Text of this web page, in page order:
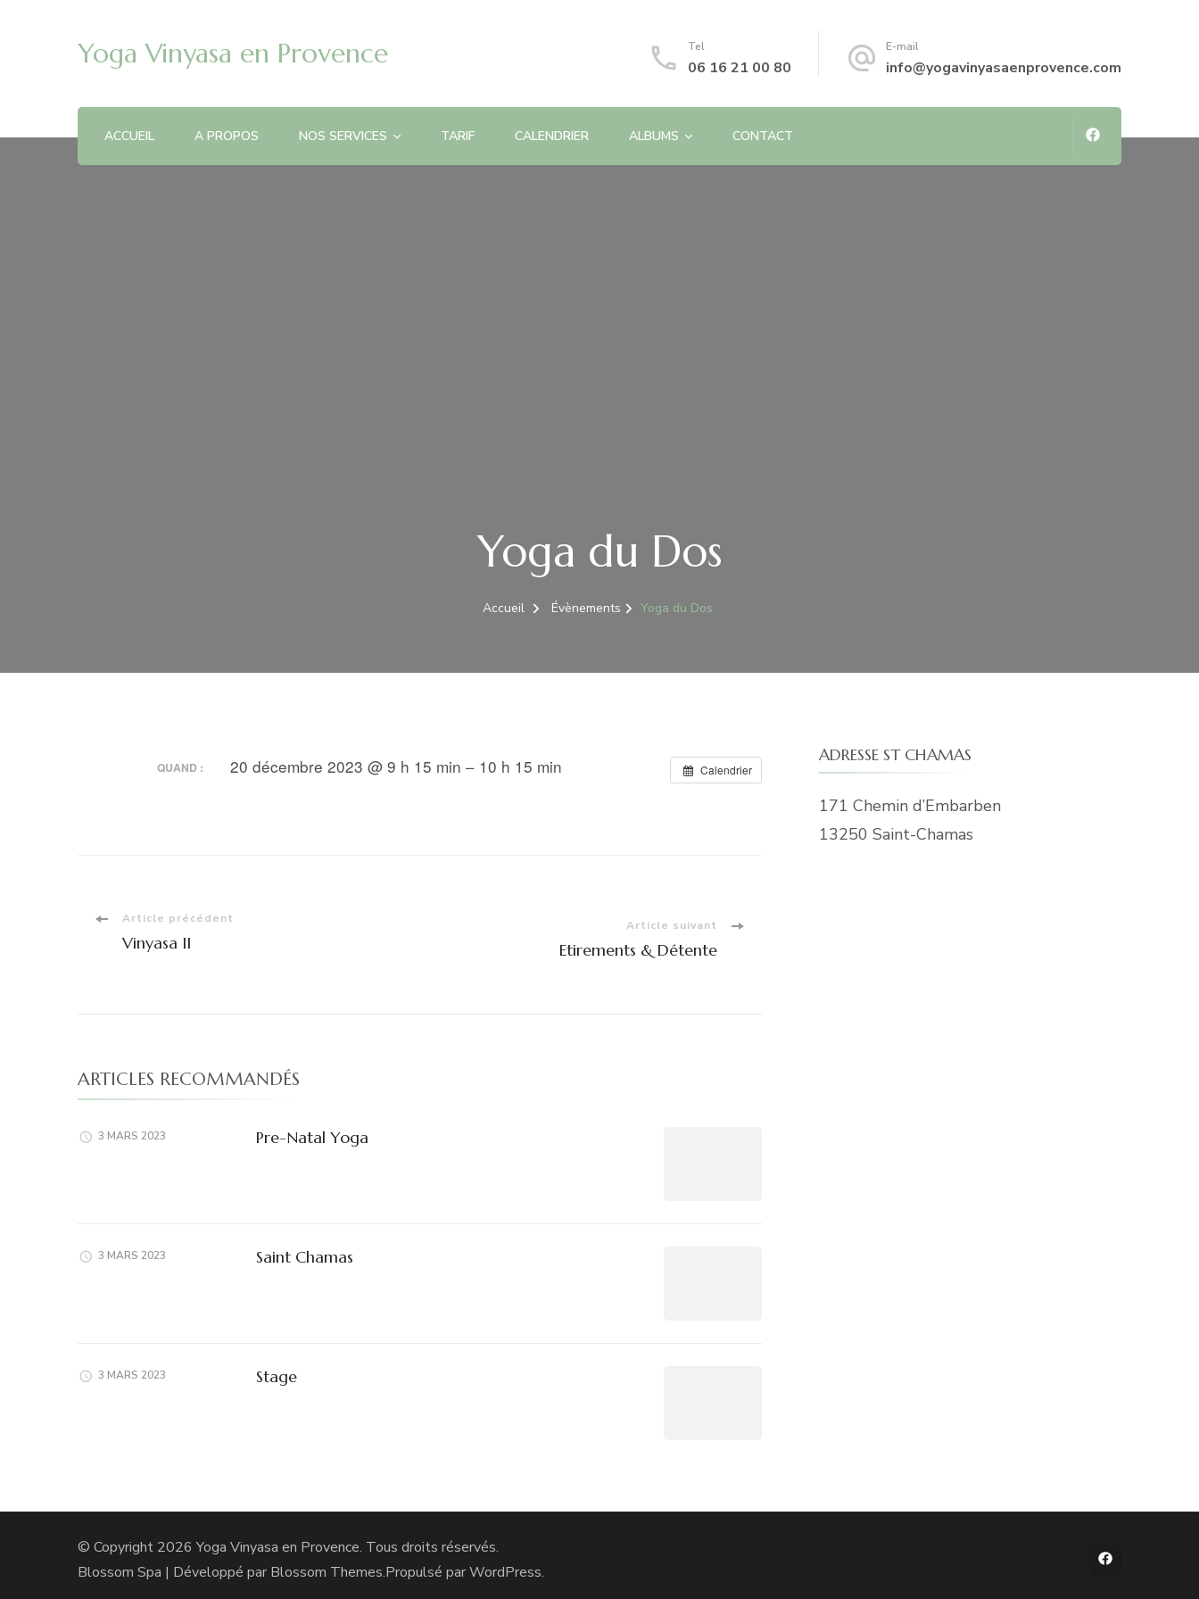
Yoga Vinyasa en Provence Tel
06 16 21 00 80
E-mail
info@yogavinyasaenprovence.com
ACCUEIL A PROPOS NOS SERVICES TARIF CALENDRIER ALBUMS CONTACT
Yoga du Dos
Accueil Évènements Yoga du Dos
Calendrier
QUAND : 20 décembre 2023 @ 9 h 15 min – 10 h 15 min
Navigation
Article précédent
Vinyasa II
Article suivant
Etirements & Détente
ARTICLES RECOMMANDÉS
3 MARS 2023 Pre-Natal Yoga
3 MARS 2023 Saint Chamas
3 MARS 2023 Stage
ADRESSE ST CHAMAS
171 Chemin d’Embarben
13250 Saint-Chamas
© Copyright 2026Yoga Vinyasa en Provence. Tous droits réservés.
Blossom Spa | Développé par Blossom Themes.Propulsé parWordPress.